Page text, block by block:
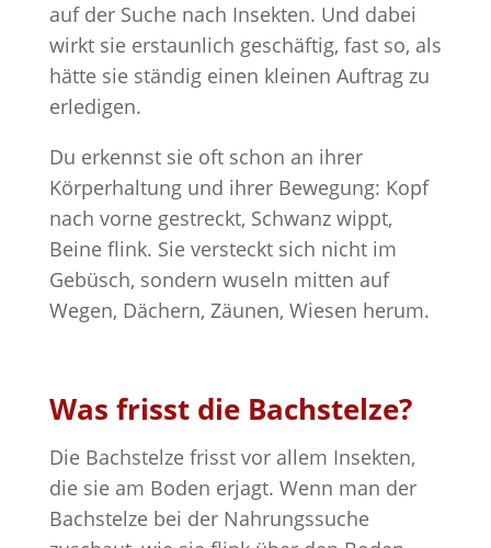
auf der Suche nach Insekten. Und dabei
wirkt sie erstaunlich geschäftig, fast so, als
hätte sie ständig einen kleinen Auftrag zu
erledigen.
Du erkennst sie oft schon an ihrer
Körperhaltung und ihrer Bewegung: Kopf
nach vorne gestreckt, Schwanz wippt,
Beine flink. Sie versteckt sich nicht im
Gebüsch, sondern wuseln mitten auf
Wegen, Dächern, Zäunen, Wiesen herum.
Was frisst die Bachstelze?
Die Bachstelze frisst vor allem Insekten,
die sie am Boden erjagt. Wenn man der
Bachstelze bei der Nahrungssuche